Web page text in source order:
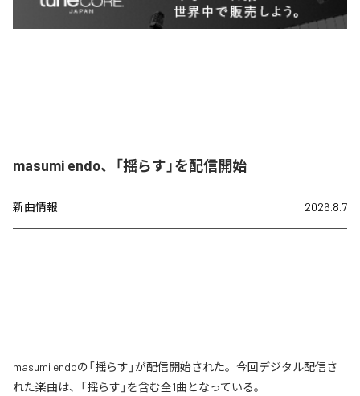
masumi endo、「揺らす」を配信開始
新曲情報 2026.8.7
masumi endoの「揺らす」が配信開始された。今回デジタル配信さ
れた楽曲は、「揺らす」を含む全1曲となっている。